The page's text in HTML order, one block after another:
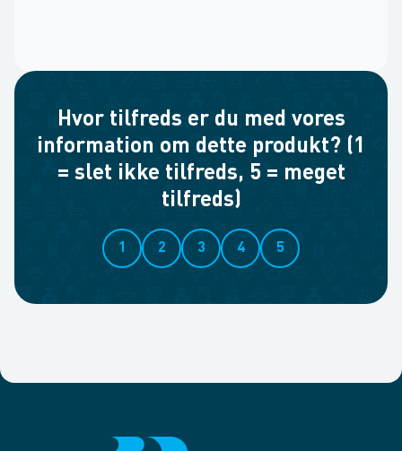
Hvor tilfreds er du med vores
information om dette produkt? (1
= slet ikke tilfreds, 5 = meget
tilfreds)
1 2 3 4 5